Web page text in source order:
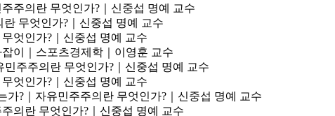
주의란 무엇인가?｜신중섭 명예 교수
무엇인가?｜신중섭 명예 교수
엇인가?｜신중섭 명예 교수
이｜스포츠경제학｜이영훈 교수
주주의란 무엇인가?｜신중섭 명예 교수
엇인가?｜신중섭 명예 교수
?｜자유민주주의란 무엇인가?｜신중섭 명예 교수
의란 무엇인가?｜신중섭 명예 교수